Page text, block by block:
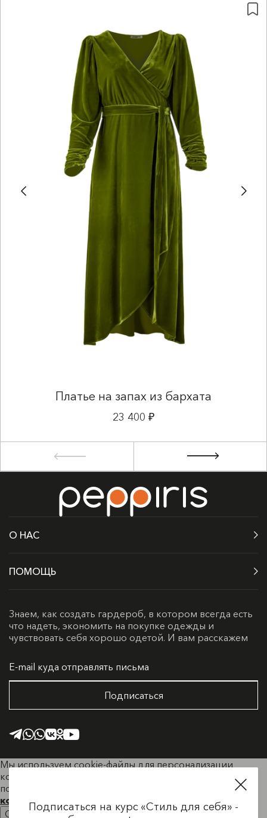
Платье на запах из бархата
23 400 ₽
О НАС
ПОМОЩЬ
Знаем, как создать гардероб, в котором всегда есть
что надеть, экономить на покупке одежды и
чувствовать себя хорошо одетой. И вам расскажем
Подписаться
Подписаться на курс «Стиль для себя» -
Мы используем cookie-файлы для персонализации
контента и удобства пользователей. Продолжая
пользоваться сайтом, вы соглашаетесь с
Политикой
конфиденциальности.
Ок